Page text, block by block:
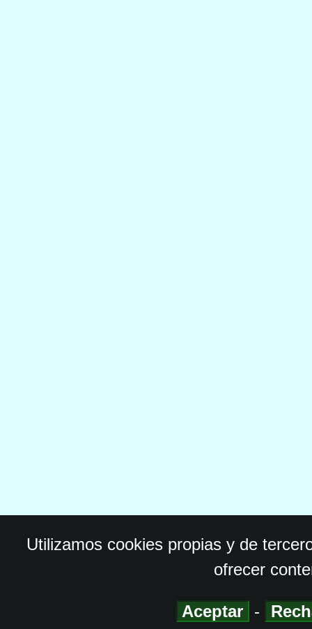
Utilizamos cookies propias y de
ofrecer
Aceptar -